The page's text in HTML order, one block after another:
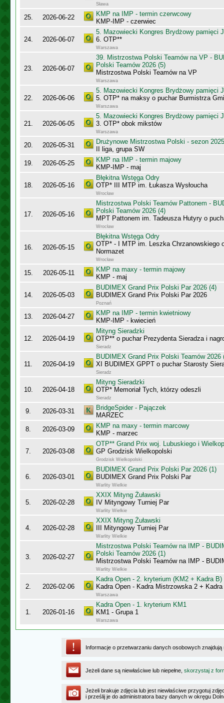
Sława
25. 2026-06-22
KMP na IMP - termin czerwcowy
KMP-IMP - czerwiec
24. 2026-06-07
5. Mazowiecki Kongres Brydżowy pamięci
6. OTP**
Warszawa
23. 2026-06-07
39. Mistrzostwa Polski Teamów na VP -
Polski Teamów 2026 (5)
Mistrzostwa Polski Teamów na VP
Warszawa
22. 2026-06-06
5. Mazowiecki Kongres Brydżowy pamięci
5. OTP* na maksy o puchar Burmistrza
Warszawa
21. 2026-06-05
5. Mazowiecki Kongres Brydżowy pamięci
3. OTP* obok mikstów
Warszawa
20. 2026-05-31
Drużynowe Mistrzostwa Polski - sezon
II liga, grupa SW
19.
2026-05-25
KMP na IMP - termin majowy
KMP-IMP - maj
18. 2026-05-16
Błękitna Wstęga Odry
OTP* III MTP im. Łukasza Wysłoucha
Wrocław
17. 2026-05-16
Mistrzostwa Polski Teamów Pattonem -
Polski Teamów 2026 (4)
MPT Pattonem im. Tadeusza Hutyry o
Wrocław
16. 2026-05-15
Błękitna Wstęga Odry
OTP* - I MTP im. Leszka Chrzanowskiego
Normazet
Wrocław
15. 2026-05-11
KMP na maxy - termin majowy
KMP - maj
14. 2026-05-03
BUDIMEX Grand Prix Polski Par 2026 (4)
BUDIMEX Grand Prix Polski Par 2026
Poznań
13. 2026-04-27
KMP na IMP - termin kwietniowy
KMP-IMP - kwiecień
12. 2026-04-19
Mityng Sieradzki
OTP** o puchar Prezydenta Sieradza i
Sieradz
11. 2026-04-19
BUDIMEX Grand Prix Polski Teamów 2026
XI BUDIMEX GPPT o puchar Starosty
Sieradz
10. 2026-04-18
Mityng Sieradzki
OTP* Memoriał Tych, którzy odeszli
Sieradz
9. 2026-03-31
BridgeSpider - Pajączek
MARZEC
8.
2026-03-09
KMP na maxy - termin marcowy
KMP - marzec
7. 2026-03-08
OTP** Grand Prix woj. Lubuskiego i
GP Grodzisk Wielkopolski
Grodzisk Wielkopolski
6. 2026-03-01
BUDIMEX Grand Prix Polski Par 2026 (1)
BUDIMEX Grand Prix Polski Par
Warlity Wielkie
5. 2026-02-28
XXIX Mityng Żuławski
IV Mityngowy Turniej Par
Warlity Wielkie
4. 2026-02-28
XXIX Mityng Żuławski
III Mityngowy Turniej Par
Warlity Wielkie
3. 2026-02-27
Mistrzostwa Polski Teamów na IMP -
Polski Teamów 2026 (1)
Mistrzostwa Polski Teamów na IMP -
Warlity Wielkie
2. 2026-02-06
Kadra Open - 2. kryterium (KM2 + Kadra B)
Kadra Open - Kadra Mistrzowska 2 +
Warszawa
1. 2026-01-16
Kadra Open - 1. kryterium KM1
KM1 - Grupa 1
Warszawa
Informacje o przetwarzaniu danych osobowych
Jeżeli dane są niewłaściwe lub niepełne, skorzystaj z
Jeżeli brakuje zdjęcia lub jest niewłaściwe przygotuj
i prześlij je do administratora bazy danych w okręgu